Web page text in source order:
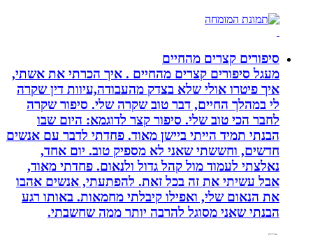
סיפורים קצרים מהחיים
מעגל סיפורים קצרים מהחיים . איך הכרתי את אשתי,
איך פיטרו אולי שלא בצדק מהעבודה,עיוות דין שקרה
לי במהלך החיים, דבר טוב שקרה שלי. סיפור שקרה
לחבר הכי טוב שלי. סיפור קצר לדוגמא: היום שבו
הבנתי תמיד הייתי ביישן מאוד. פחדתי לדבר עם אנשים
חדשים, וחששתי שאני לא מספיק טוב. יום אחד,
נאלצתי לעמוד מול קהל גדול ולנאום. פחדתי מאוד,
אבל עשיתי את זה בכל זאת. להפתעתי, אנשים אהבו
את הנאום שלי, ואפילו קיבלתי מחמאות. באותו רגע
הבנתי שאני מסוגל להרבה יותר ממה שחשבתי.